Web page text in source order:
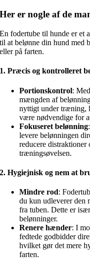
Her er nogle af de
En fodertube til hunde er et
til at belønne din hund med
eller på farten.
1.Præcis og kontrolleret
Portionskontrol:
mængden af
nyttigt under træning,
være nødvendige for
Fokuseret belønning
levere belønningen
reducere distraktioner
træningsøvelsen.
2.Hygiejnisk og nem at
Mindre rod:
du kun udleverer den
fra tuben. Dette er
belønninger.
Renere hænder: I
fedtede godbidder
hvilket gør det mere
farten.